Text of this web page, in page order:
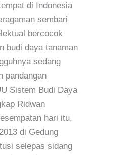
di Indonesia
sembari
bercocok
budi daya tanaman
sedang
pandangan
Sistem Budi Daya
Ridwan
hari itu,
di Gedung
selepas sidang